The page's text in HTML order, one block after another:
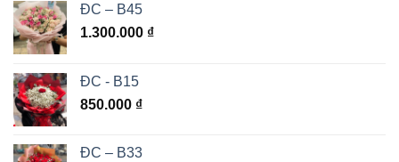
ĐC – B45
1.300.000 ₫
ĐC - B15
850.000 ₫
ĐC – B33